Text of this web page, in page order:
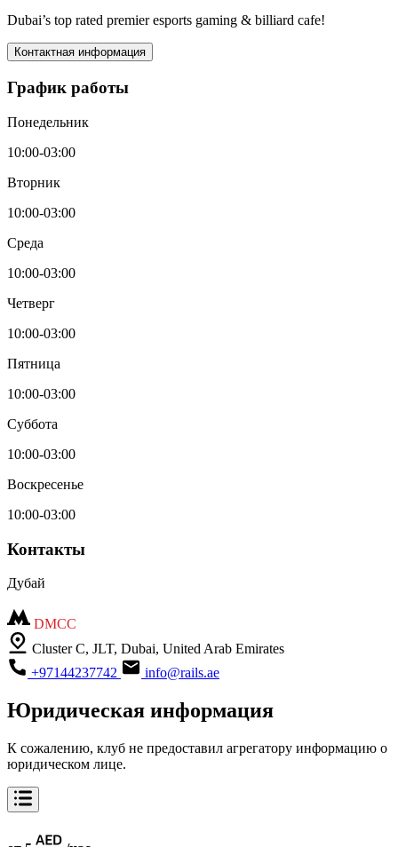
Dubai’s top rated premier esports gaming & billiard cafe!
Контактная информация
График работы
Понедельник
10:00-03:00
Вторник
10:00-03:00
Среда
10:00-03:00
Четверг
10:00-03:00
Пятница
10:00-03:00
Суббота
10:00-03:00
Воскресенье
10:00-03:00
Контакты
Дубай
DMCC
Cluster C, JLT, Dubai, United Arab Emirates
+97144237742
info@rails.ae
Юридическая информация
К сожалению, клуб не предоставил агрегатору информацию о
юридическом лице.